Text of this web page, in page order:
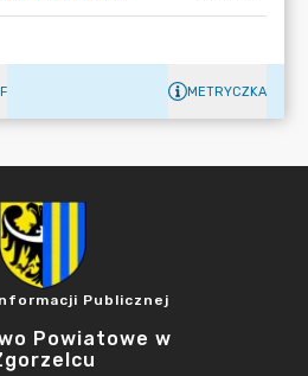
METRYCZKA
Publicznej
Powiatowe w